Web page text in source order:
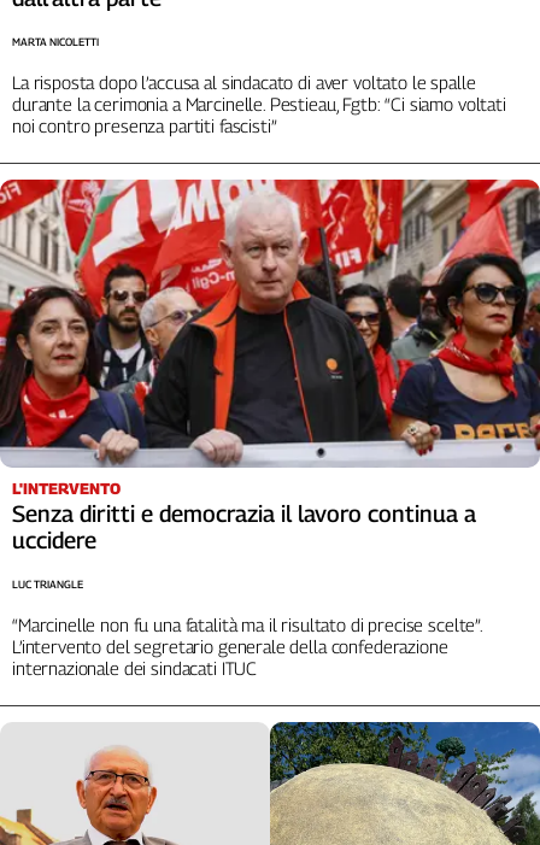
La risposta dopo l’accusa al sindacato di aver voltato le spalle
durante la cerimonia a Marcinelle. Pestieau, Fgtb: “Ci siamo voltati
noi contro presenza partiti fascisti”
MARTA NICOLETTI
L'INTERVENTO
Senza diritti e democrazia il lavoro continua a
uccidere
“Marcinelle non fu una fatalità ma il risultato di precise scelte”.
L’intervento del segretario generale della confederazione
internazionale dei sindacati ITUC
LUC TRIANGLE